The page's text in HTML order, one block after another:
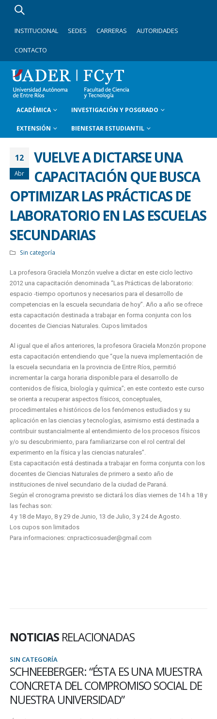
INSTITUCIONAL SEDES CARRERAS AUTORIDADES
CONTACTO
ACADÉMICA INVESTIGACIÓN Y POSGRADO
EXTENSIÓN BIENESTAR ESTUDIANTIL
12
Abr
VUELVE A DICTARSE UNA
CAPACITACIÓN QUE BUSCA
OPTIMIZAR LAS PRÁCTICAS DE
LABORATORIO EN LAS ESCUELAS
SECUNDARIAS
Sin categoría
La profesora Graciela Monzón vuelve a dictar en este ciclo lectivo
2012 una capacitación denominada “Las Prácticas de laboratorio:
espacio -tiempo oportunos y necesarios para el desarrollo de
competencias en la escuela secundaria de hoy”. Año a año se ofrece
esta capacitación destinada a trabajar en forma conjunta con los
docentes de Ciencias Naturales. Cupos limitados
Al igual que el años anteriores, la profesora Graciela Monzón propone
esta capacitación entendiendo que “que la nueva implementación de
la escuela secundaria en la provincia de Entre Ríos, permitió
incrementar la carga horaria disponible para el desarrollo de
contenidos de física, biología y química”; en este contexto este curso
se orienta a recuperar aspectos físicos, conceptuales,
procedimentales e históricos de los fenómenos estudiados y su
aplicación en las ciencias y tecnologías, asimismo está destinada a
contribuir sustancialmente al entendimiento de los procesos físicos
y/o su descubrimiento, para familiarizarse con el rol central del
experimento en la física y las ciencias naturales”.
Esta capacitación está destinada a trabajar en forma conjunta con los
docentes de Ciencias Naturales de primero a sexto año de
instituciones de nivel secundario de la ciudad de Paraná.
Según el cronograma previsto se dictará los días viernes de 14 h a 18 y
las fechas son:
4 y 18 de Mayo, 8 y 29 de Junio, 13 de Julio, 3 y 24 de Agosto.
Los cupos son limitados
Para informaciones: cnpracticosuader@gmail.com
NOTICIAS RELACIONADAS
“ÉSTA ES UNA MUESTRA
COMPROMISO SOCIAL DE
SE
DE